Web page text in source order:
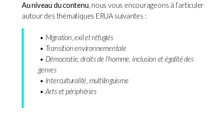
Au niveau du contenu, nous vous encourageons à l’articuler
autour des thématiques ERUA suivantes :
• Migration, exil et réfugiés
• Transition environnementale
• Démocratie, droits de l’homme, inclusion et égalité des
genres
• Interculturalité, multilinguisme
• Arts et périphéries